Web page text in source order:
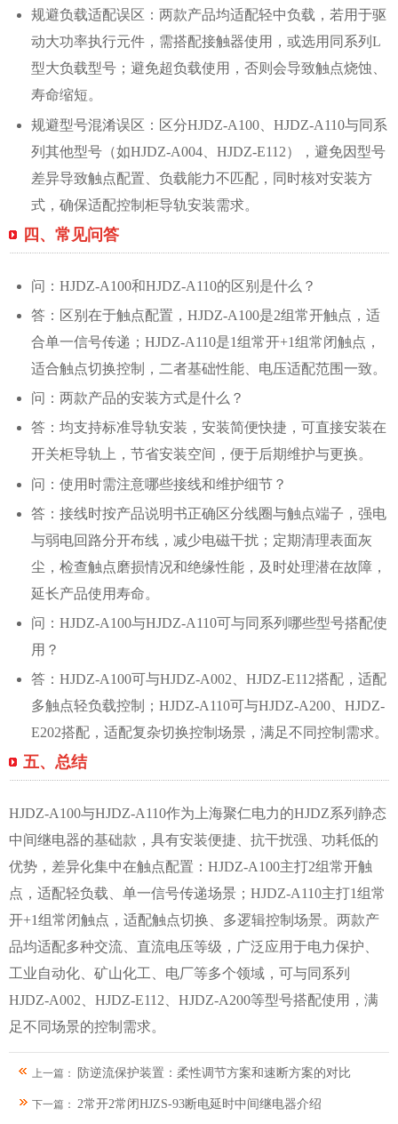
规避负载适配误区：两款产品均适配轻中负载，若用于驱
动大功率执行元件，需搭配接触器使用，或选用同系列L
型大负载型号；避免超负载使用，否则会导致触点烧蚀、
寿命缩短。
规避型号混淆误区：区分HJDZ-A100、HJDZ-A110与同系
列其他型号（如HJDZ-A004、HJDZ-E112），避免因型号
差异导致触点配置、负载能力不匹配，同时核对安装方
式，确保适配控制柜导轨安装需求。
四、常见问答
问：HJDZ-A100和HJDZ-A110的区别是什么？
答：区别在于触点配置，HJDZ-A100是2组常开触点，适
合单一信号传递；HJDZ-A110是1组常开+1组常闭触点，
适合触点切换控制，二者基础性能、电压适配范围一致。
问：两款产品的安装方式是什么？
答：均支持标准导轨安装，安装简便快捷，可直接安装在
开关柜导轨上，节省安装空间，便于后期维护与更换。
问：使用时需注意哪些接线和维护细节？
答：接线时按产品说明书正确区分线圈与触点端子，强电
与弱电回路分开布线，减少电磁干扰；定期清理表面灰
尘，检查触点磨损情况和绝缘性能，及时处理潜在故障，
延长产品使用寿命。
问：HJDZ-A100与HJDZ-A110可与同系列哪些型号搭配使
用？
答：HJDZ-A100可与HJDZ-A002、HJDZ-E112搭配，适配
多触点轻负载控制；HJDZ-A110可与HJDZ-A200、HJDZ-
E202搭配，适配复杂切换控制场景，满足不同控制需求。
五、总结
HJDZ-A100与HJDZ-A110作为上海聚仁电力的HJDZ系列静态
中间继电器的基础款，具有安装便捷、抗干扰强、功耗低的
优势，差异化集中在触点配置：HJDZ-A100主打2组常开触
点，适配轻负载、单一信号传递场景；HJDZ-A110主打1组常
开+1组常闭触点，适配触点切换、多逻辑控制场景。两款产
品均适配多种交流、直流电压等级，广泛应用于电力保护、
工业自动化、矿山化工、电厂等多个领域，可与同系列
HJDZ-A002、HJDZ-E112、HJDZ-A200等型号搭配使用，满
足不同场景的控制需求。
上一篇： 防逆流保护装置：柔性调节方案和速断方案的对比
下一篇： 2常开2常闭HJZS-93断电延时中间继电器介绍